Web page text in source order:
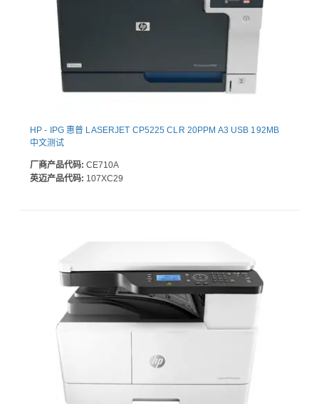
HP - IPG 惠普 LASERJET CP5225 CLR 20PPM A3 USB 192MB
中文测试
厂商产品代码: CE710A
英迈产品代码: 107XC29